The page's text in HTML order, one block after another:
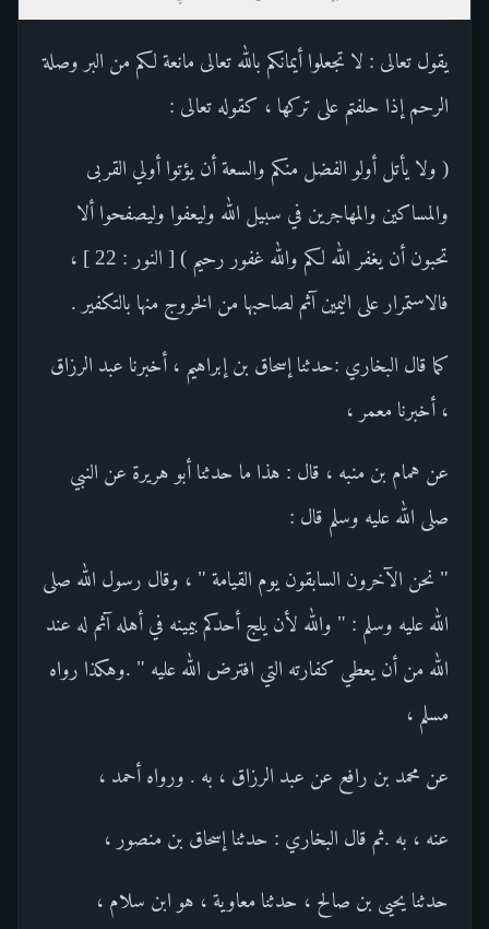
يقول تعالى : لا تجعلوا أيمانكم بالله تعالى مانعة لكم من البر وصلة
الرحم إذا حلفتم على تركها ، كقوله تعالى :
( ولا يأتل أولو الفضل منكم والسعة أن يؤتوا أولي القربى
والمساكين والمهاجرين في سبيل الله وليعفوا وليصفحوا ألا
تحبون أن يغفر الله لكم والله غفور رحيم ) [ النور : 22 ] ،
فالاستمرار على اليمين آثم لصاحبها من الخروج منها بالتكفير .
كما قال البخاري :حدثنا إسحاق بن إبراهيم ، أخبرنا عبد الرزاق
، أخبرنا معمر ،
عن همام بن منبه ، قال : هذا ما حدثنا أبو هريرة عن النبي
صلى الله عليه وسلم قال :
" نحن الآخرون السابقون يوم القيامة " ، وقال رسول الله صلى
الله عليه وسلم : " والله لأن يلج أحدكم بيمينه في أهله آثم له عند
الله من أن يعطي كفارته التي افترض الله عليه " .وهكذا رواه
مسلم ،
عن محمد بن رافع عن عبد الرزاق ، به . ورواه أحمد ،
عنه ، به .ثم قال البخاري : حدثنا إسحاق بن منصور ،
حدثنا يحيى بن صالح ، حدثنا معاوية ، هو ابن سلام ،